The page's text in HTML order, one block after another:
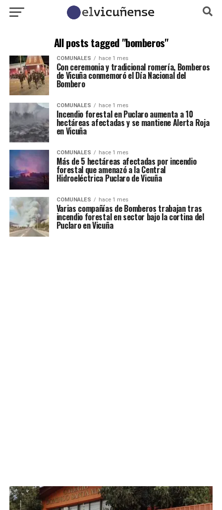
All posts tagged "bomberos"
COMUNALES hace 1 mes
Con ceremonia y tradicional romería, Bomberos
de Vicuña conmemoró el Día Nacional del
Bombero
COMUNALES hace 1 mes
Incendio forestal en Puclaro aumenta a 10
hectáreas afectadas y se mantiene Alerta Roja
en Vicuña
COMUNALES hace 1 mes
Más de 5 hectáreas afectadas por incendio
forestal que amenazó a la Central
Hidroeléctrica Puclaro de Vicuña
COMUNALES hace 1 mes
Varias compañías de Bomberos trabajan tras
incendio forestal en sector bajo la cortina del
Puclaro en Vicuña